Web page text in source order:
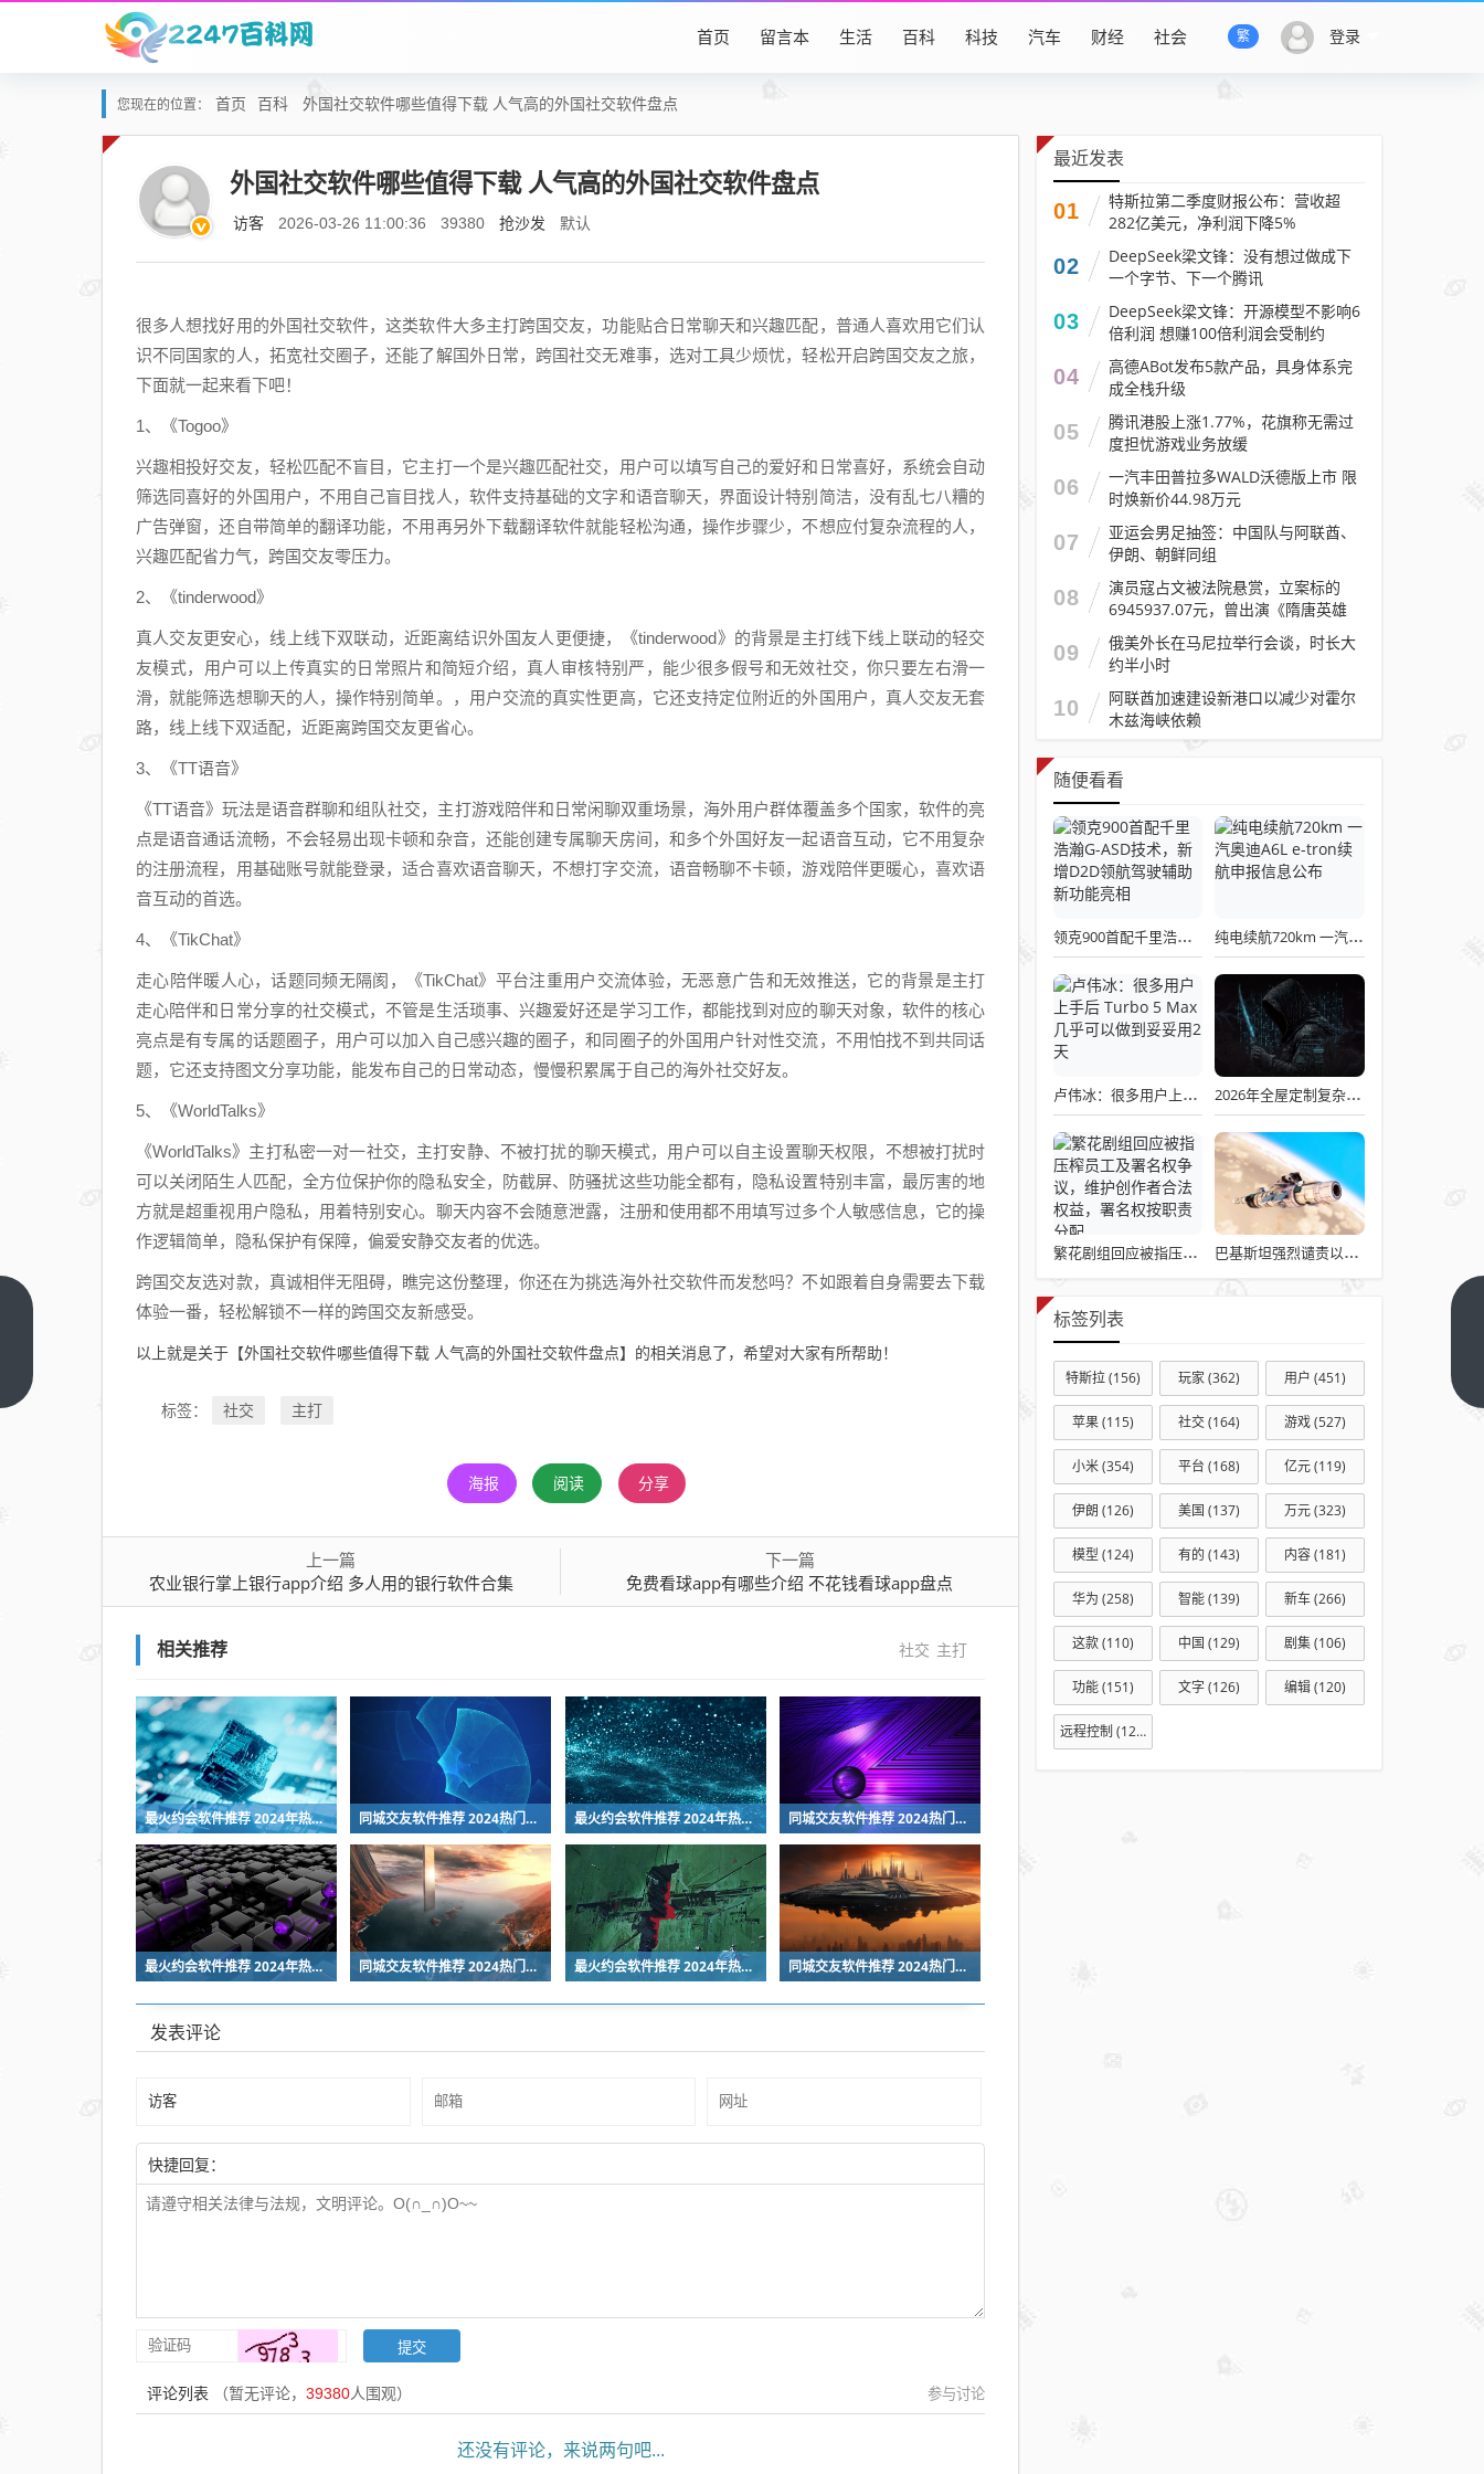
登录
繁
首页 留言本 生活 百科 科技 汽车 财经 社会
您现在的位置： 首页 百科 外国社交软件哪些值得下载 人气高的外国社交软件盘点
外国社交软件哪些值得下载 人气高的外国社交软件盘点
访客 2026-03-26 11:00:36 39380 抢沙发 默认
很多人想找好用的外国社交软件，这类软件大多主打跨国交友，功能贴合日常聊天和兴趣匹配，普通人喜欢用它们认
识不同国家的人，拓宽社交圈子，还能了解国外日常，跨国社交无难事，选对工具少烦忧，轻松开启跨国交友之旅，
下面就一起来看下吧！
1、《Togoo》
兴趣相投好交友，轻松匹配不盲目，它主打一个是兴趣匹配社交，用户可以填写自己的爱好和日常喜好，系统会自动
筛选同喜好的外国用户，不用自己盲目找人，软件支持基础的文字和语音聊天，界面设计特别简洁，没有乱七八糟的
广告弹窗，还自带简单的翻译功能，不用再另外下载翻译软件就能轻松沟通，操作步骤少，不想应付复杂流程的人，
兴趣匹配省力气，跨国交友零压力。
2、《tinderwood》
真人交友更安心，线上线下双联动，近距离结识外国友人更便捷，《tinderwood》的背景是主打线下线上联动的轻交
友模式，用户可以上传真实的日常照片和简短介绍，真人审核特别严，能少很多假号和无效社交，你只要左右滑一
滑，就能筛选想聊天的人，操作特别简单。，用户交流的真实性更高，它还支持定位附近的外国用户，真人交友无套
路，线上线下双适配，近距离跨国交友更省心。
3、《TT语音》
《TT语音》玩法是语音群聊和组队社交，主打游戏陪伴和日常闲聊双重场景，海外用户群体覆盖多个国家，软件的亮
点是语音通话流畅，不会轻易出现卡顿和杂音，还能创建专属聊天房间，和多个外国好友一起语音互动，它不用复杂
的注册流程，用基础账号就能登录，适合喜欢语音聊天，不想打字交流，语音畅聊不卡顿，游戏陪伴更暖心，喜欢语
音互动的首选。
4、《TikChat》
走心陪伴暖人心，话题同频无隔阂，《TikChat》平台注重用户交流体验，无恶意广告和无效推送，它的背景是主打
走心陪伴和日常分享的社交模式，不管是生活琐事、兴趣爱好还是学习工作，都能找到对应的聊天对象，软件的核心
亮点是有专属的话题圈子，用户可以加入自己感兴趣的圈子，和同圈子的外国用户针对性交流，不用怕找不到共同话
题，它还支持图文分享功能，能发布自己的日常动态，慢慢积累属于自己的海外社交好友。
5、《WorldTalks》
《WorldTalks》主打私密一对一社交，主打安静、不被打扰的聊天模式，用户可以自主设置聊天权限，不想被打扰时
可以关闭陌生人匹配，全方位保护你的隐私安全，防截屏、防骚扰这些功能全都有，隐私设置特别丰富，最厉害的地
方就是超重视用户隐私，用着特别安心。聊天内容不会随意泄露，注册和使用都不用填写过多个人敏感信息，它的操
作逻辑简单，隐私保护有保障，偏爱安静交友者的优选。
跨国交友选对款，真诚相伴无阻碍，瞧完这份整理，你还在为挑选海外社交软件而发愁吗？不如跟着自身需要去下载
体验一番，轻松解锁不一样的跨国交友新感受。
以上就是关于【外国社交软件哪些值得下载 人气高的外国社交软件盘点】的相关消息了，希望对大家有所帮助！
标签： 社交 主打
海报 阅读 分享
上一篇
农业银行掌上银行app介绍 多人用的银行软件合集
下一篇
免费看球app有哪些介绍 不花钱看球app盘点
相关推荐 社交 主打
最火约会软件推荐 2024年热门社交恋爱APP排行榜 同城交友软件推荐 2024热门靠谱的本地社交App排行榜 最火约会软件推荐 2024年热门社交恋爱APP排行榜 同城交友软件推荐 2024热门靠谱的本地社交App排行榜
最火约会软件推荐 2024年热门社交恋爱APP排行榜 同城交友软件推荐 2024热门靠谱的本地社交App排行榜 最火约会软件推荐 2024年热门社交恋爱APP排行榜 同城交友软件推荐 2024热门靠谱的本地社交App排行榜
发表评论
快捷回复：
评论列表 （暂无评论， 39380人围观） 参与讨论
还没有评论，来说两句吧...
最近发表
01
特斯拉第二季度财报公布：营收超
282亿美元，净利润下降5%
02
DeepSeek梁文锋：没有想过做成下
一个字节、下一个腾讯
03
DeepSeek梁文锋：开源模型不影响6
倍利润 想赚100倍利润会受制约
04
高德ABot发布5款产品，具身体系完
成全栈升级
05
腾讯港股上涨1.77%，花旗称无需过
度担忧游戏业务放缓
06
一汽丰田普拉多WALD沃德版上市 限
时焕新价44.98万元
07
亚运会男足抽签：中国队与阿联酋、
伊朗、朝鲜同组
08
演员寇占文被法院悬赏，立案标的
6945937.07元，曾出演《隋唐英雄
传》《逐玉》《镖人》等
09
俄美外长在马尼拉举行会谈，时长大
约半小时
10
阿联酋加速建设新港口以减少对霍尔
木兹海峡依赖
随便看看
领克900首配千里浩瀚G-ASD技术，新增D2D领航驾驶辅助新功能亮相 纯电续航720km 一汽奥迪A6L e-tron续航申报信息公布
卢伟冰：很多用户上手后 Turbo 5 Max几乎可以做到妥妥用2天 2026年全屋定制复杂决策破解：10大广州全屋定制品牌真实数据大起底
繁花剧组回应被指压榨员工及署名权争议，维护创作者合法权益，署名权按职责分配 巴基斯坦强烈谴责以色列
标签列表
特斯拉(156) 玩家(362) 用户 (451)
苹果(115) 社交(164) 游戏(527)
小米(354) 平台 (168) 亿元(119)
伊朗 (126) 美国 (137) 万元(323)
模型 (124) 有的 (143) 内容(181)
华为 (258) 智能(139) 新车(266)
这款(110) 中国 (129) 剧集(106)
功能(151) 文字(126) 编辑(120)
远程控制 (127)